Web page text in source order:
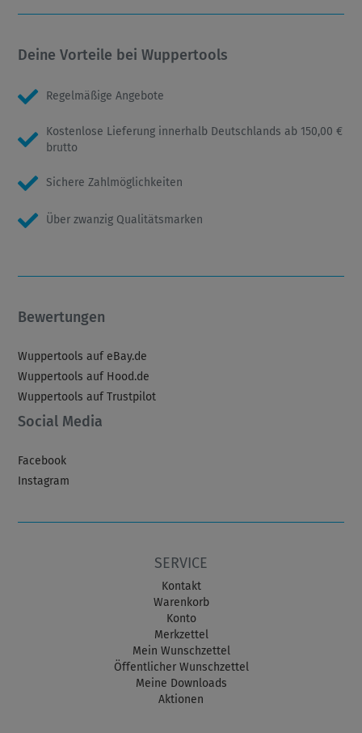
Deine Vorteile bei Wuppertools
Regelmäßige Angebote
Kostenlose Lieferung innerhalb Deutschlands ab 150,00 €
brutto
Sichere Zahlmöglichkeiten
Über zwanzig Qualitätsmarken
Bewertungen
Wuppertools auf eBay.de
Wuppertools auf Hood.de
Wuppertools auf Trustpilot
Social Media
Facebook
Instagram
SERVICE
Kontakt
Warenkorb
Konto
Merkzettel
Mein Wunschzettel
Öffentlicher Wunschzettel
Meine Downloads
Aktionen